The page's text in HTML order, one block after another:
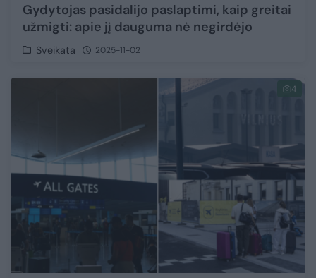
Gydytojas pasidalijo paslaptimi, kaip greitai
užmigti: apie jį dauguma nė negirdėjo
Sveikata 2025-11-02
4